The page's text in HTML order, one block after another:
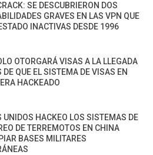
SE DESCUBRIERON DOS
GRAVES EN LAS VPN QUE
INACTIVAS DESDE 1996
OTORGARÁ VISAS A LA LLEGADA
DE QUE EL SISTEMA DE VISAS EN
HACKEADO
UNIDOS HACKEO LOS SISTEMAS DE
DE TERREMOTOS EN CHINA
BASES MILITARES